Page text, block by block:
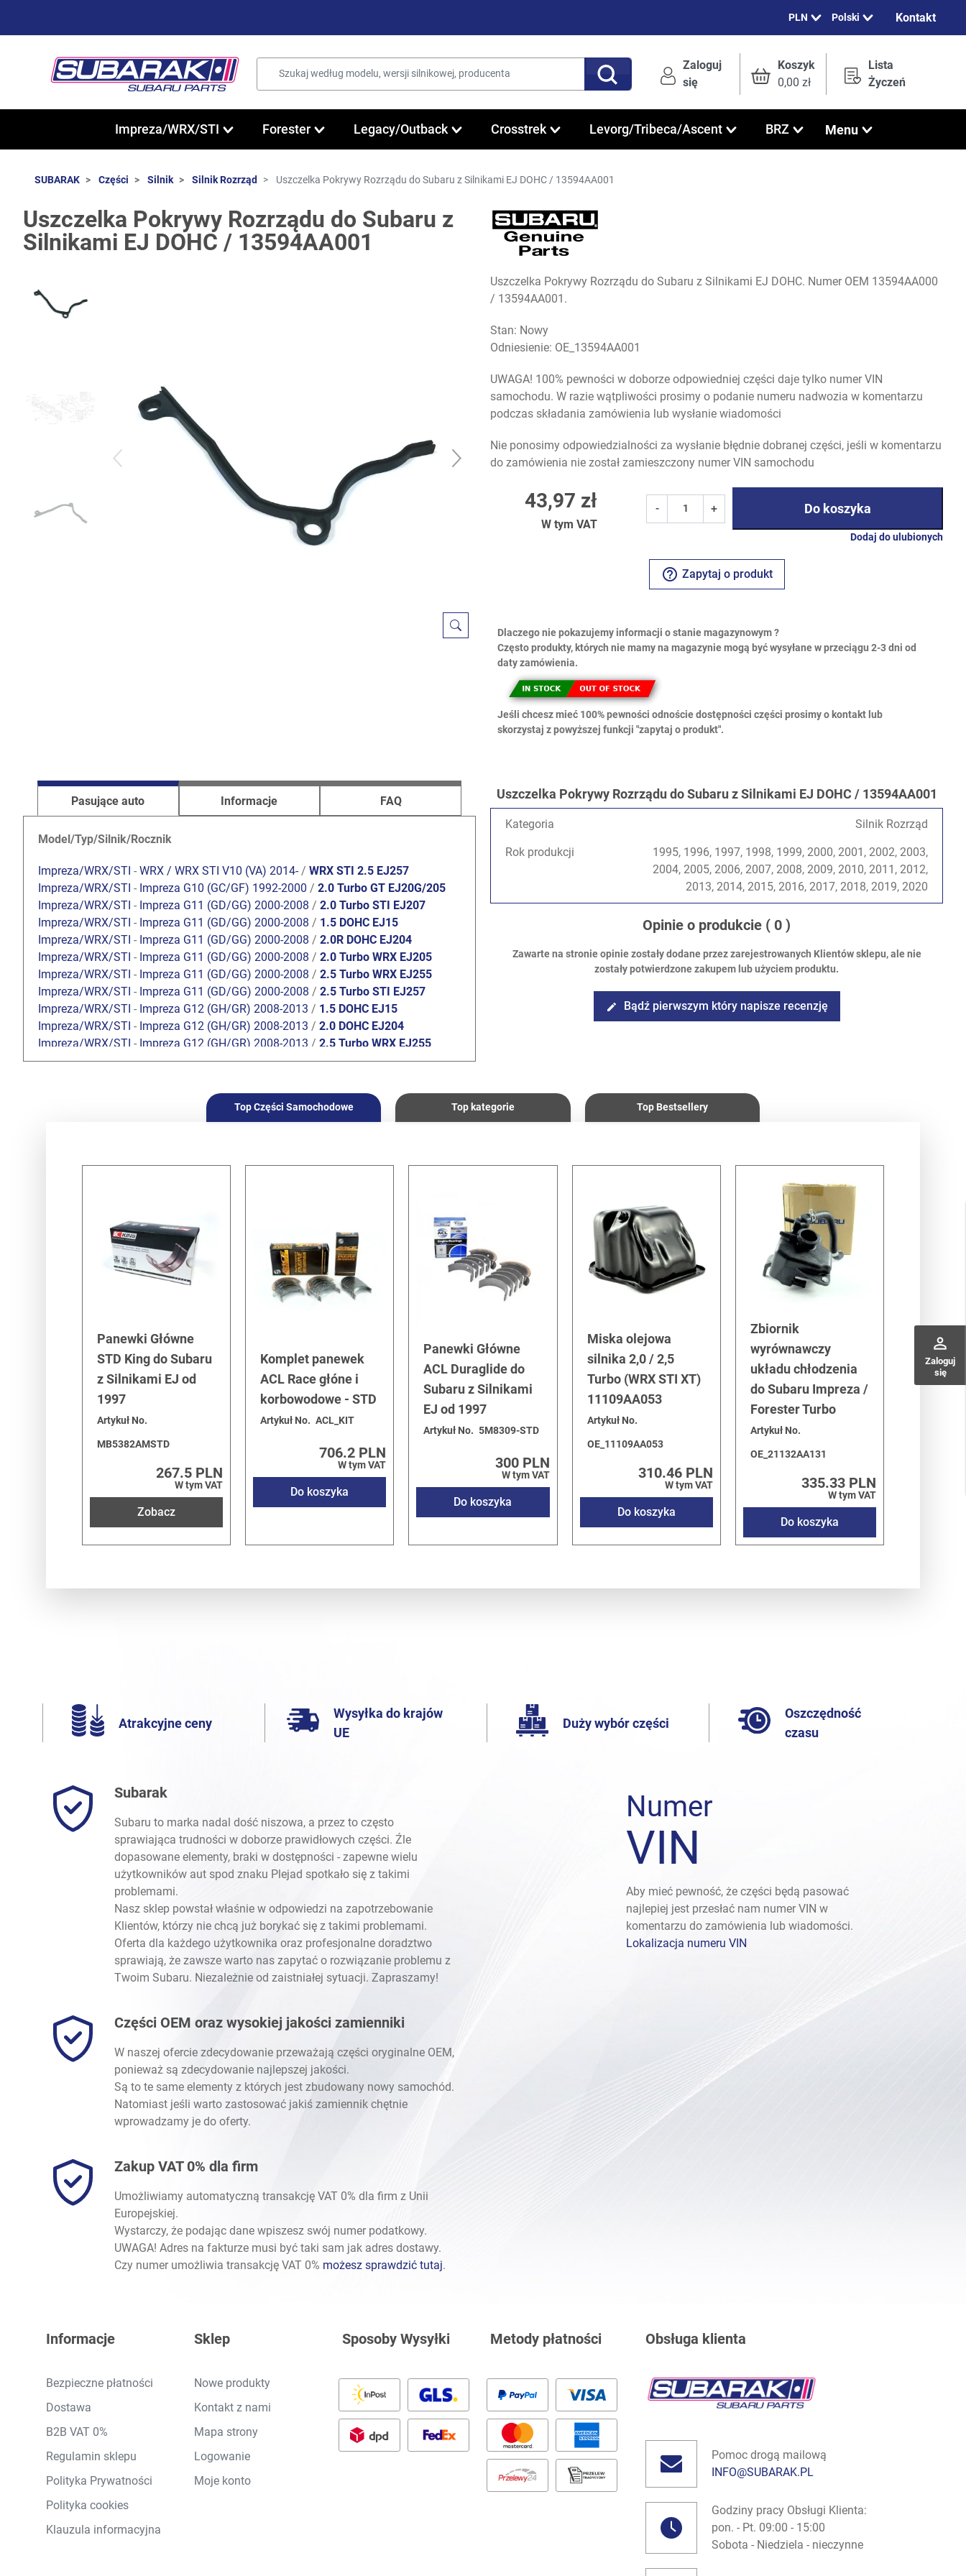
Polski Kontakt
Zaloguj
się
Koszyk
0,00 zł
Lista
Życzeń
perm_identity
Zaloguj
się
Impreza/WRX/STI Forester Legacy/Outback Crosstrek Levorg/Tribeca/Ascent BRZ Menu
SUBARAK Części Silnik Silnik Rozrząd Uszczelka Pokrywy Rozrządu do Subaru z Silnikami EJ DOHC / 13594AA001
Uszczelka Pokrywy Rozrządu do Subaru z
Silnikami EJ DOHC / 13594AA001
Uszczelka Pokrywy Rozrządu do Subaru z Silnikami EJ DOHC. Numer OEM 13594AA000
/ 13594AA001.
Stan: Nowy
Odniesienie: OE_13594AA001
UWAGA! 100% pewności w doborze odpowiedniej części daje tylko numer VIN
samochodu. W razie wątpliwości prosimy o podanie numeru nadwozia w komentarzu
podczas składania zamówienia lub wysłanie wiadomości
Nie ponosimy odpowiedzialności za wysłanie błędnie dobranej części, jeśli w komentarzu
do zamówienia nie został zamieszczony numer VIN samochodu
43,97 zł
W tym VAT
- + Do koszyka
Dodaj do ulubionych
help_outline Zapytaj o produkt
Dlaczego nie pokazujemy informacji o stanie magazynowym ?
Często produkty, których nie mamy na magazynie mogą być wysyłane w przeciągu 2-3 dni od
daty zamówienia.
Jeśli chcesz mieć 100% pewności odnoście dostępności części prosimy o kontakt lub
skorzystaj z powyższej funkcji "zapytaj o produkt".
Pasujące auto Informacje FAQ
Model/Typ/Silnik/Rocznik
Impreza/WRX/STI - WRX / WRX STI V10 (VA) 2014-/ WRX STI 2.5 EJ257
Impreza/WRX/STI - Impreza G10 (GC/GF) 1992-2000 / 2.0 Turbo GT EJ20G/205
Impreza/WRX/STI - Impreza G11 (GD/GG) 2000-2008 / 2.0 Turbo STI EJ207
Impreza/WRX/STI - Impreza G11 (GD/GG) 2000-2008 / 1.5 DOHC EJ15
Impreza/WRX/STI - Impreza G11 (GD/GG) 2000-2008 / 2.0R DOHC EJ204
Impreza/WRX/STI - Impreza G11 (GD/GG) 2000-2008 / 2.0 Turbo WRX EJ205
Impreza/WRX/STI - Impreza G11 (GD/GG) 2000-2008 / 2.5 Turbo WRX EJ255
Impreza/WRX/STI - Impreza G11 (GD/GG) 2000-2008 / 2.5 Turbo STI EJ257
Impreza/WRX/STI - Impreza G12 (GH/GR) 2008-2013 / 1.5 DOHC EJ15
Impreza/WRX/STI - Impreza G12 (GH/GR) 2008-2013 / 2.0 DOHC EJ204
Impreza/WRX/STI - Impreza G12 (GH/GR) 2008-2013 / 2.5 Turbo WRX EJ255
Impreza/WRX/STI-Impreza G12 (GH/GR) 2008-2013/2.5 Turbo STI EJ257
Legacy/Outback B13 (BL/BP) 2003-2009/2.0 DOHC EJ204
Legacy/Outback B13 (BL/BP) 2003-2009/2.5 Turbo EJ259
-Forester S11 (SG) 2002-2008 /2.0 EJ204 DOHC
Forester S12 (SH) 2008-2013
Uszczelka Pokrywy Rozrządu do Subaru z Silnikami EJ DOHC / 13594AA001
Kategoria Silnik Rozrząd
Rok produkcji
1995, 1996, 1997, 1998, 1999, 2000, 2001, 2002, 2003,
2004, 2005, 2006, 2007, 2008, 2009, 2010, 2011, 2012,
2013, 2014, 2015, 2016, 2017, 2018, 2019, 2020
Opinie o produkcie ( 0 )
Zawarte na stronie opinie zostały dodane przez zarejestrowanych Klientów sklepu, ale nie
zostały potwierdzone zakupem lub użyciem produktu.
edit Bądź pierwszym który napisze recenzję
Top Części Samochodowe Top kategorie Top Bestsellery
Panewki Główne
STD King do Subaru
z Silnikami EJ od
1997
Artykuł No.
MB5382AMSTD
267.5 PLN
W tym VAT
Zobacz
Komplet panewek
ACL Race głóne i
korbowodowe - STD
Artykuł No. ACL_KIT
706.2 PLN
W tym VAT
Do koszyka
Panewki Główne
ACL Duraglide do
Subaru z Silnikami
EJ od 1997
Artykuł No. 5M8309-STD
300 PLN
W tym VAT
Do koszyka
Miska olejowa
silnika 2,0 / 2,5
Turbo (WRX STI XT)
11109AA053
Artykuł No.
OE_11109AA053
310.46 PLN
W tym VAT
Do koszyka
Zbiornik
wyrównawczy
układu chłodzenia
do Subaru Impreza /
Forester Turbo
Artykuł No.
OE_21132AA131
335.33 PLN
W tym VAT
Do koszyka
Atrakcyjne ceny
Wysyłka do krajów
UE
Duży wybór części
Oszczędność
czasu
Subarak
Subaru to marka nadal dość niszowa, a przez to często
sprawiająca trudności w doborze prawidłowych części. Źle
dopasowane elementy, braki w dostępności - zapewne wielu
użytkowników aut spod znaku Plejad spotkało się z takimi
problemami.
Nasz sklep powstał właśnie w odpowiedzi na zapotrzebowanie
Klientów, którzy nie chcą już borykać się z takimi problemami.
Oferta dla każdego użytkownika oraz profesjonalne doradztwo
sprawiają, że zawsze warto nas zapytać o rozwiązanie problemu z
Twoim Subaru. Niezależnie od zaistniałej sytuacji. Zapraszamy!
Części OEM oraz wysokiej jakości zamienniki
W naszej ofercie zdecydowanie przeważają części oryginalne OEM,
ponieważ są zdecydowanie najlepszej jakości.
Są to te same elementy z których jest zbudowany nowy samochód.
Natomiast jeśli warto zastosować jakiś zamiennik chętnie
wprowadzamy je do oferty.
Zakup VAT 0% dla firm
Umożliwiamy automatyczną transakcję VAT 0% dla firm z Unii
Europejskiej.
Wystarczy, że podając dane wpiszesz swój numer podatkowy.
UWAGA! Adres na fakturze musi być taki sam jak adres dostawy.
Czy numer umożliwia transakcję VAT 0% możesz sprawdzić tutaj.
Numer
VIN
Aby mieć pewność, że części będą pasować
najlepiej jest przesłać nam numer VIN w
komentarzu do zamówienia lub wiadomości.
Lokalizacja numeru VIN
Informacje
Bezpieczne płatności
Dostawa
B2B VAT 0%
Regulamin sklepu
Polityka Prywatności
Polityka cookies
Klauzula informacyjna
Sklep
Nowe produkty
Kontakt z nami
Mapa strony
Logowanie
Moje konto
Sposoby Wysyłki Metody płatności Obsługa klienta
Pomoc drogą mailową
INFO@SUBARAK.PL
Godziny pracy Obsługi Klienta:
pon. - Pt. 09:00 - 15:00
Sobota - Niedziela - nieczynne